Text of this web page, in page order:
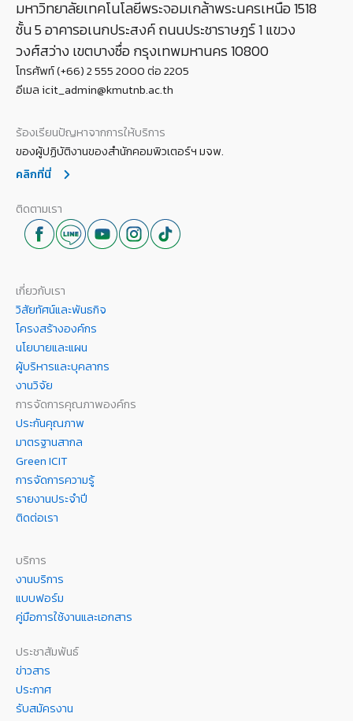
มหาวิทยาลัยเทคโนโลยีพระจอมเกล้าพระนครเหนือ 1518
ชั้น 5 อาคารอเนกประสงค์ ถนนประชาราษฎร์ 1 แขวง
วงศ์สว่าง เขตบางซื่อ กรุงเทพมหานคร 10800
โทรศัพท์ (+66) 2 555 2000 ต่อ 2205
อีเมล icit_admin@kmutnb.ac.th
ร้องเรียนปัญหาจากการให้บริการ
ของผู้ปฏิบัติงานของสำนักคอมพิวเตอร์ฯ มจพ.
คลิกที่นี่
ติดตามเรา
เกี่ยวกับเรา
วิสัยทัศน์และพันธกิจ
โครงสร้างองค์กร
นโยบายและแผน
ผู้บริหารและบุคลากร
งานวิจัย
การจัดการคุณภาพองค์กร
ประกันคุณภาพ
มาตรฐานสากล
Green ICIT
การจัดการความรู้
รายงานประจำปี
ติดต่อเรา
บริการ
งานบริการ
แบบฟอร์ม
คู่มือการใช้งานและเอกสาร
ประชาสัมพันธ์
ข่าวสาร
ประกาศ
รับสมัครงาน